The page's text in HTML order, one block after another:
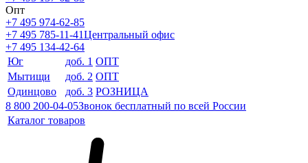
Опт
+7 495 974-62-85
+7 495 785-11-41Центральный офис
+7 495 134-42-64
Юг
доб. 1 ОПТ
Мытищи
доб. 2 ОПТ
Одинцово
доб. 3 РОЗНИЦА
8 800 200-04-05Звонок бесплатный по всей России
Каталог товаров